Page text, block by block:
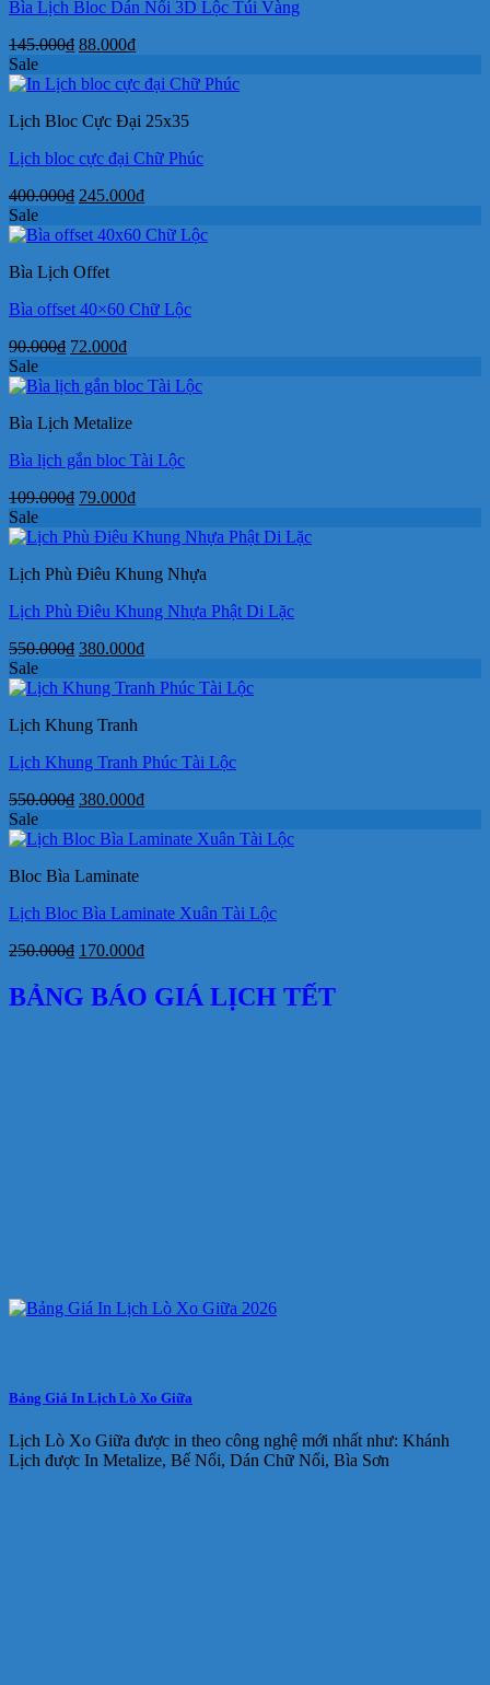
Bìa Lịch Bloc Dán Nổi 3D Lộc Túi Vàng
145.000₫ Giá
là:
88.000₫Giá
tại
88.000₫.
Sale
Lịch Bloc Cực Đại 25x35
Lịch bloc cực đại Chữ Phúc
400.000₫ Giá
là:
245.000₫Giá
tại
Sale
Bìa Lịch Offet
Bìa offset 40×60 Chữ Lộc
90.000₫ Giá
là:
72.000₫Giá
tại
72.000₫.
Sale
Bìa Lịch Metalize
Bìa lịch gắn bloc Tài Lộc
109.000₫ Giá
là:
79.000₫Giá
tại
79.000₫.
Sale
Lịch Phù Điêu Khung Nhựa
Lịch Phù Điêu Khung Nhựa Phật Di Lặc
550.000₫ Giá
là:
380.000₫Giá
tại
Sale
Lịch Khung Tranh
Lịch Khung Tranh Phúc Tài Lộc
550.000₫ Giá
là:
380.000₫Giá
tại
Sale
Bloc Bìa Laminate
Lịch Bloc Bìa Laminate Xuân Tài Lộc
250.000₫ Giá
là:
250.000₫.
170.000₫Giá
tại
là:
BẢNG BÁO GIÁ LỊCH TẾT
Bảng Giá In Lịch Lò Xo Giữa
Lịch Lò Xo Giữa được in theo công nghệ mới nhất như: Khánh
Lịch được In Metalize, Bế Nổi, Dán Chữ Nổi, Bìa Sơn